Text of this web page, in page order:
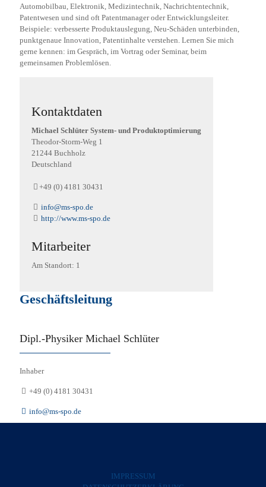
Automobilbau, Elektronik, Medizintechnik, Nachrichtentechnik,
Patentwesen und sind oft Patentmanager oder Entwicklungsleiter.
Beispiele: verbesserte Produktauslegung, Neu-Schäden unterbinden,
punktgenaue Innovation, Patentinhalte verstehen. Lernen Sie mich
gerne kennen: im Gespräch, im Vortrag oder Seminar, beim
gemeinsamen Problemlösen.
Kontaktdaten
Michael Schlüter System- und Produktoptimierung
Theodor-Storm-Weg 1
21244 Buchholz
Deutschland
+49 (0) 4181 30431
info@ms-spo.de
http://www.ms-spo.de
Mitarbeiter
Am Standort: 1
Geschäftsleitung
Dipl.-Physiker Michael Schlüter
Inhaber
+49 (0) 4181 30431
info@ms-spo.de
IMPRESSUM